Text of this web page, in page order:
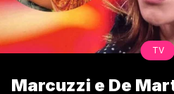
TV
Marcuzzi e De